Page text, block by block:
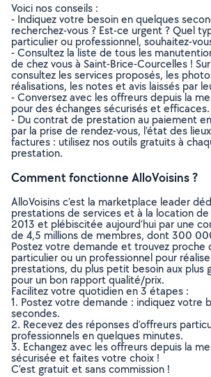
Voici nos conseils :
- Indiquez votre besoin en quelques
recherchez-vous ? Est-ce urgent ? Quel
particulier ou professionnel, souhaitez-
- Consultez la liste de tous les
de chez vous à Saint-Brice-Courcelles !
consultez les services proposés, les
réalisations, les notes et avis laissés par
- Conversez avec les offreurs depuis la
pour des échanges sécurisés et efficaces.
- Du contrat de prestation au paiement
par la prise de rendez-vous, l’état des
factures : utilisez nos outils gratuits à
prestation.
Comment fonctionne AlloVoisins ?
AlloVoisins c’est la marketplace leader
prestations de services et à la location
2013 et plébiscitée aujourd’hui par une
de 4,5 millions de membres, dont 300
Postez votre demande et trouvez proche
particulier ou un professionnel pour
prestations, du plus petit besoin aux plus
pour un bon rapport qualité/prix.
Facilitez votre quotidien en 3 étapes :
1. Postez votre demande : indiquez votre
secondes.
2. Recevez des réponses d’offreurs
professionnels en quelques minutes.
3. Echangez avec les offreurs depuis la
sécurisée et faites votre choix !
C’est gratuit et sans commission !